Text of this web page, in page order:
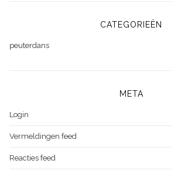
CATEGORIEËN
peuterdans
META
Login
Vermeldingen feed
Reacties feed